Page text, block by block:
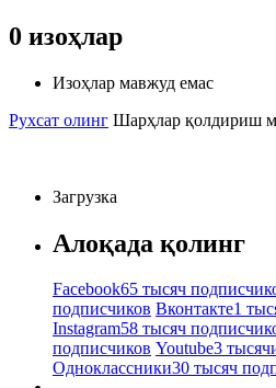
0 изоҳлар
Изоҳлар мавжуд емас
Рухсат олинг Шарҳлар қолдириш
Загрузка
Алоқада қолинг
Facebook65 тысяч
подписчиков Вконтакте1
Instagram58 тысяч
подписчиков Youtube3
Одноклассники30 тысяч